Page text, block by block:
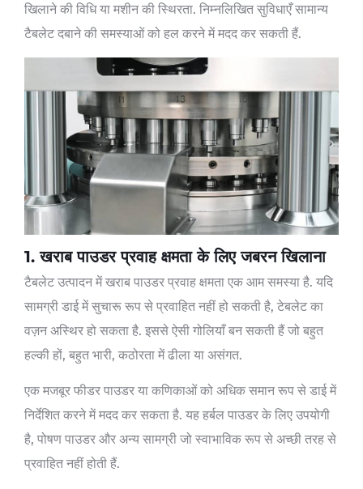
खिलाने की विधि या मशीन की स्थिरता. निम्नलिखित सुविधाएँ सामान्य
टैबलेट दबाने की समस्याओं को हल करने में मदद कर सकती हैं.
1. खराब पाउडर प्रवाह क्षमता के लिए जबरन खिलाना
टैबलेट उत्पादन में खराब पाउडर प्रवाह क्षमता एक आम समस्या है. यदि
सामग्री डाई में सुचारू रूप से प्रवाहित नहीं हो सकती है, टेबलेट का
वज़न अस्थिर हो सकता है. इससे ऐसी गोलियाँ बन सकती हैं जो बहुत
हल्की हों, बहुत भारी, कठोरता में ढीला या असंगत.
एक मजबूर फीडर पाउडर या कणिकाओं को अधिक समान रूप से डाई में
निर्देशित करने में मदद कर सकता है. यह हर्बल पाउडर के लिए उपयोगी
है, पोषण पाउडर और अन्य सामग्री जो स्वाभाविक रूप से अच्छी तरह से
प्रवाहित नहीं होती हैं.